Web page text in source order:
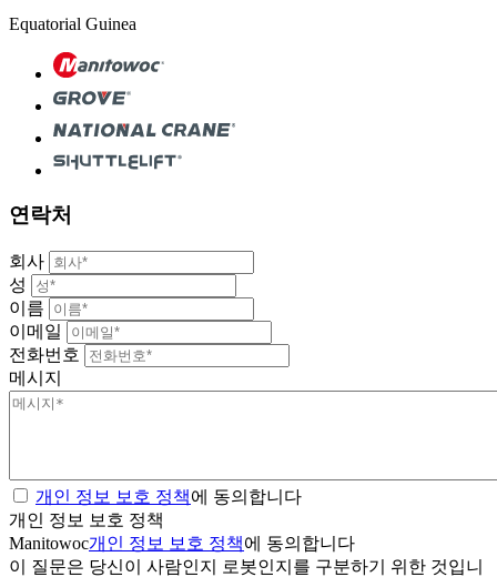
Equatorial Guinea
연락처
회사
성
이름
이메일
전화번호
메시지
개인 정보 보호 정책에 동의합니다
개인 정보 보호 정책
Manitowoc개인 정보 보호 정책에 동의합니다
이 질문은 당신이 사람인지 로봇인지를 구분하기 위한 것입니